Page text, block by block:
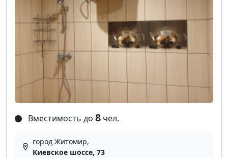
Вместимость до 8 чел.
город Житомир,
Киевское шоссе, 73